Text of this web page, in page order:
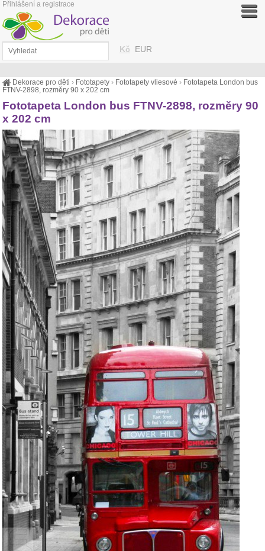
Dekorace pro děti › Fototapety › Fototapety vliesové › Fototapeta London bus
FTNV-2898, rozměry 90 x 202 cm
Fototapeta London bus FTNV-2898, rozměry 90
x 202 cm
Kč EUR
Přihlášení a registrace